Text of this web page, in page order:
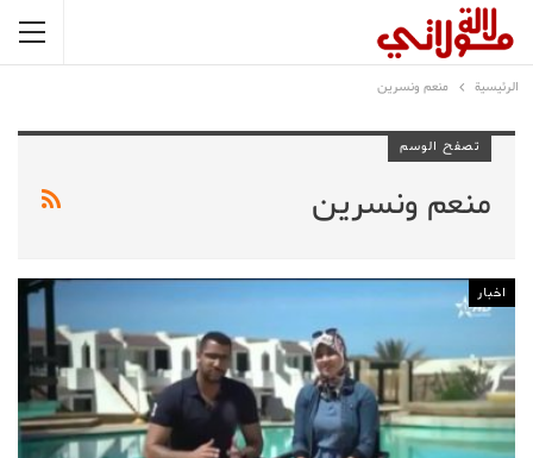
الرئيسية منعم ونسرين
تصفح الوسم
منعم ونسرين
اخبار